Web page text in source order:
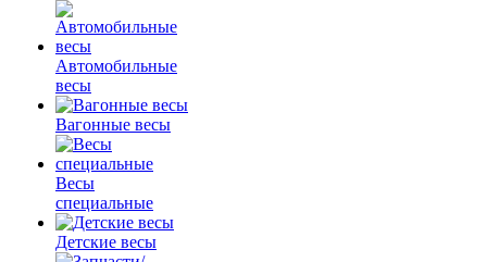
Автомобильные
весы
Вагонные весы
Весы
специальные
Детские весы